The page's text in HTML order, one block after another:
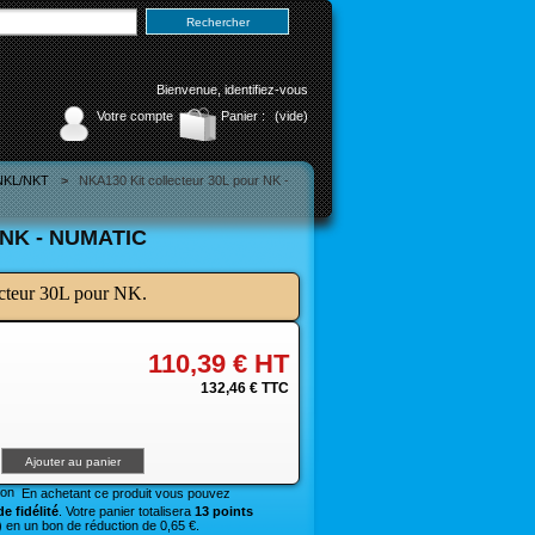
Bienvenue,identifiez-vous
Panier :
(vide)
Votre compte
NKT > NKA130 Kit collecteur 30L pour NK -
- NUMATIC
30L pour NK.
110,39 €HT
132,46 €TTC
En achetant ce produit vous pouvez
fidélité . Votre panier totalisera 13 points
un bon de réduction de 0,65 €.